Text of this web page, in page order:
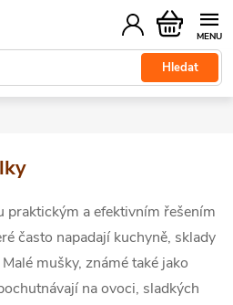
Hledat
Nákupní
košík
praktickým a efektivním řešením
často napadají kuchyně, sklady
mušky, známé také jako
na ovoci, sladkých